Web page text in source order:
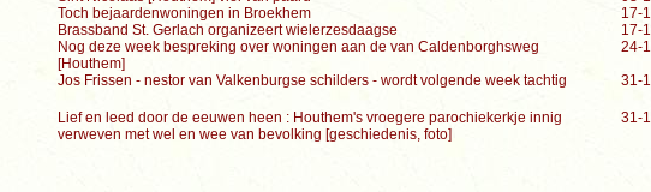
Toch bejaardenwoningen in Broekhem
17-
Brassband St. Gerlach organizeert wielerzesdaagse
17-
Nog deze week bespreking over woningen aan de van Caldenborghsweg
[Houthem]
24-
Jos Frissen - nestor van Valkenburgse schilders - wordt volgende week tachtig
31-
Lief en leed door de eeuwen heen : Houthem's vroegere parochiekerkje innig
verweven met wel en wee van bevolking [geschiedenis, foto]
31-